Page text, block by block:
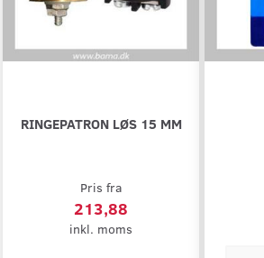
RINGEPATRON LØS 15 MM
Pris fra
213,88
inkl. moms